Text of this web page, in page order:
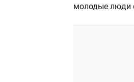
молодые люди